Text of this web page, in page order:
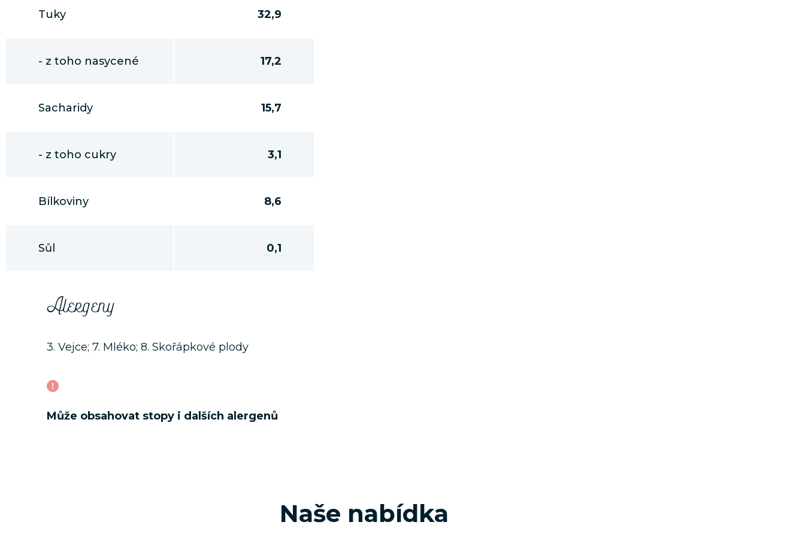
Tuky 32,9
- z toho nasycené 17,2
Sacharidy 15,7
- z toho cukry 3,1
Bílkoviny 8,6
Sůl 0,1
Alergeny
3. Vejce; 7. Mléko; 8. Skořápkové plody
Může obsahovat stopy i dalších alergenů
Naše nabídka